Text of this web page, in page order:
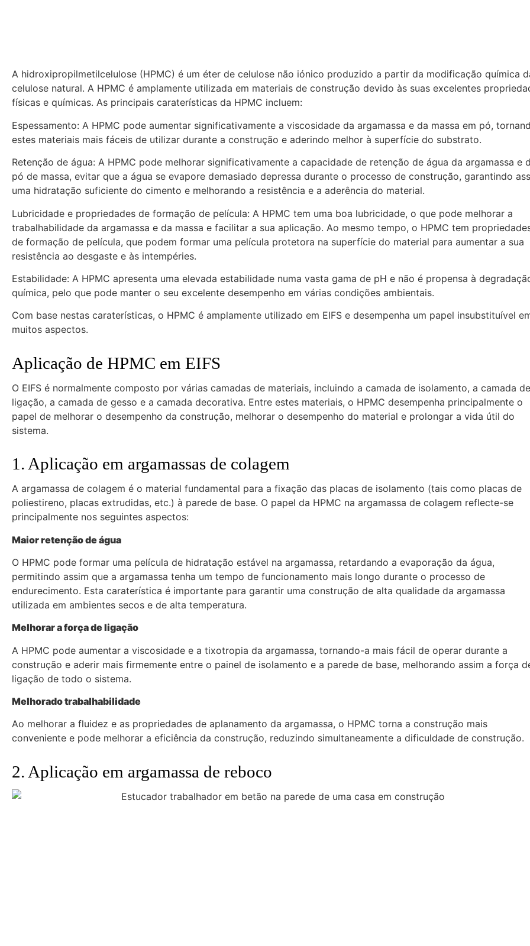
A hidroxipropilmetilcelulose (HPMC) é um éter de celulose não iónico produzido a partir da modificação química
celulose natural. A HPMC é amplamente utilizada em materiais de construção devido às suas excelentes
físicas e químicas. As principais caraterísticas da HPMC incluem:
Espessamento: A HPMC pode aumentar significativamente a viscosidade da argamassa e da massa em pó,
estes materiais mais fáceis de utilizar durante a construção e aderindo melhor à superfície do substrato.
Retenção de água: A HPMC pode melhorar significativamente a capacidade de retenção de água da argamassa e
pó de massa, evitar que a água se evapore demasiado depressa durante o processo de construção, garantindo
uma hidratação suficiente do cimento e melhorando a resistência e a aderência do material.
Lubricidade e propriedades de formação de película: A HPMC tem uma boa lubricidade, o que pode melhorar a
trabalhabilidade da argamassa e da massa e facilitar a sua aplicação. Ao mesmo tempo, o HPMC tem
de formação de película, que podem formar uma película protetora na superfície do material para aumentar a sua
resistência ao desgaste e às intempéries.
Estabilidade: A HPMC apresenta uma elevada estabilidade numa vasta gama de pH e não é propensa à
química, pelo que pode manter o seu excelente desempenho em várias condições ambientais.
Com base nestas caraterísticas, o HPMC é amplamente utilizado em EIFS e desempenha um papel insubstituível
muitos aspectos.
Aplicação de HPMC em EIFS
O EIFS é normalmente composto por várias camadas de materiais, incluindo a camada de isolamento, a camada de
ligação, a camada de gesso e a camada decorativa. Entre estes materiais, o HPMC desempenha principalmente o
papel de melhorar o desempenho da construção, melhorar o desempenho do material e prolongar a vida útil do
sistema.
1. Aplicação em argamassas de colagem
A argamassa de colagem é o material fundamental para a fixação das placas de isolamento (tais como placas de
poliestireno, placas extrudidas, etc.) à parede de base. O papel da HPMC na argamassa de colagem reflecte-se
principalmente nos seguintes aspectos:
Maior retenção de água
O HPMC pode formar uma película de hidratação estável na argamassa, retardando a evaporação da água,
permitindo assim que a argamassa tenha um tempo de funcionamento mais longo durante o processo de
endurecimento. Esta caraterística é importante para garantir uma construção de alta qualidade da argamassa
utilizada em ambientes secos e de alta temperatura.
Melhorar a força de ligação
A HPMC pode aumentar a viscosidade e a tixotropia da argamassa, tornando-a mais fácil de operar durante a
construção e aderir mais firmemente entre o painel de isolamento e a parede de base, melhorando assim a força
ligação de todo o sistema.
Melhoradotrabalhabilidade
Ao melhorar a fluidez e as propriedades de aplanamento da argamassa, o HPMC torna a construção mais
conveniente e pode melhorar a eficiência da construção, reduzindo simultaneamente a dificuldade de construção.
2. Aplicação em argamassa de reboco